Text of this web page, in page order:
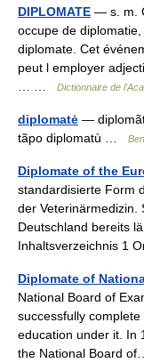
DIPLOMATE — s. m.
occupe de
diplomate. Cet
peut l employer
… …
Dictionnaire de
diplomatė —
tãpo diplomatù …
Diplomate of the
standardisierte Form
der Veterinärmedizin.
Deutschland bereits
Inhaltsverzeichnis 1
Diplomate of
National Board of
successfully
education under it. In
the National Board